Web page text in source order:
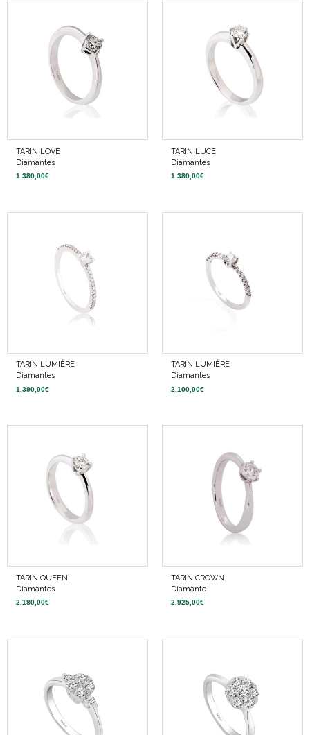
TARIN LOVE
Diamantes
1.380,00€
TARIN LUCE
Diamantes
1.380,00€
TARIN LUMIÈRE
Diamantes
1.390,00€
TARIN LUMIÈRE
Diamantes
2.100,00€
TARIN QUEEN
Diamantes
2.180,00€
TARIN CROWN
Diamante
2.925,00€